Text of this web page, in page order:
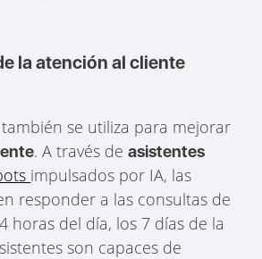
la atención al cliente
se utiliza para mejorar
. A través deasistentes
impulsados por IA, las
responder a las consultas de
horas del día, los 7 días de la
son capaces de